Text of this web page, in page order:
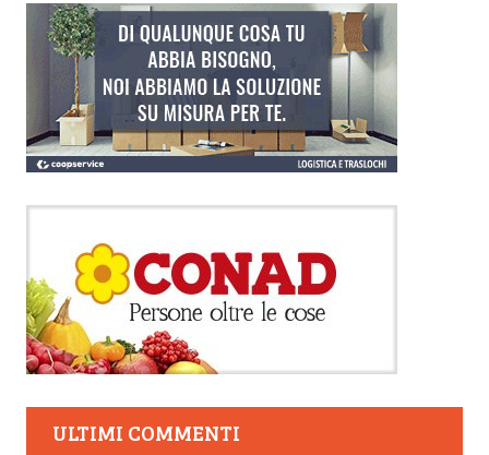
ULTIMI COMMENTI